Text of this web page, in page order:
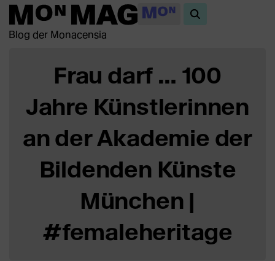
Blog der Monacensia
Frau darf … 100
Jahre Künstlerinnen
an der Akademie der
Bildenden Künste
München |
#femaleheritage